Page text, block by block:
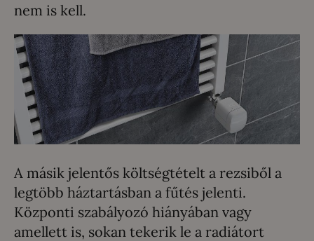
nem is kell.
A másik jelentős költségtételt a rezsiből a
legtöbb háztartásban a fűtés jelenti.
Központi szabályozó hiányában vagy
amellett is, sokan tekerik le a radiátort